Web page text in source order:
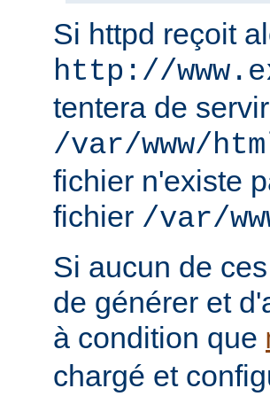
Si httpd reçoit
http://
tentera de
/var/www/
fichier n'existe
fichier /var/
Si aucun de
de générer et
à condition que
chargé et